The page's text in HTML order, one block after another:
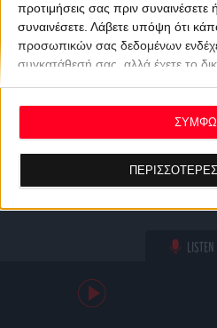
προτιμήσεις σας πριν συναινέσετε
συναινέσετε. Λάβετε υπόψη ότι
προσωπικών σας δεδομένων
συγκατάθεσή σας, αλλά έχετε το
ανακαλέσετε τη συγκατάθεσή σας
επιστρέφοντας σε αυτόν τον
κουμπί "Απορρήτου" στο κάτω